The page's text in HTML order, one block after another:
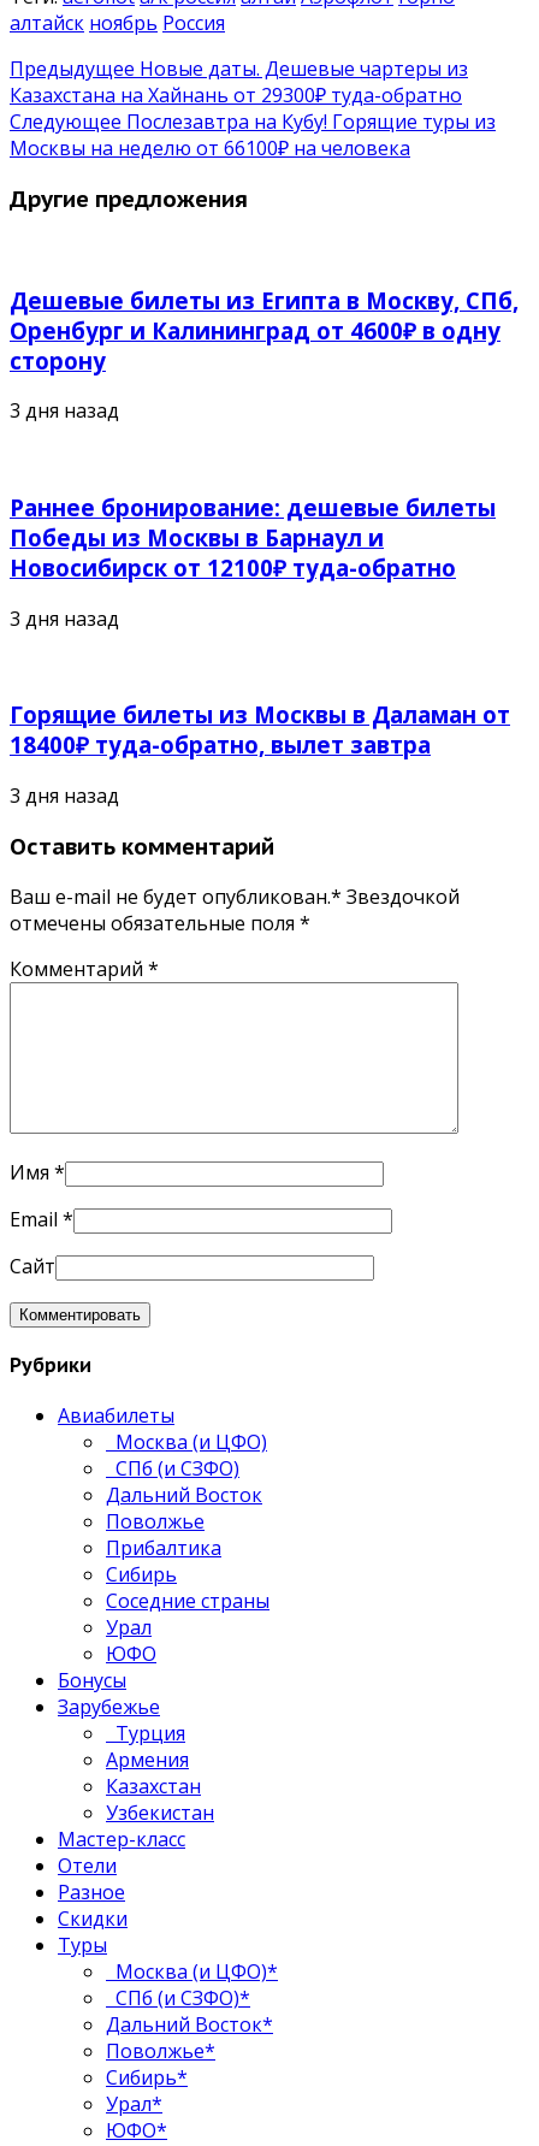
алтайск ноябрь Россия
Предыдущее Новые даты. Дешевые чартеры из
Казахстана на Хайнань от 29300₽ туда-обратно
Следующее Послезавтра на Кубу! Горящие туры из
Москвы на неделю от 66100₽ на человека
Другие предложения
Дешевые билеты из Египта в Москву, СПб,
Оренбург и Калининград от 4600₽ в одну
сторону
3 дня назад
Раннее бронирование: дешевые билеты
Победы из Москвы в Барнаул и
Новосибирск от 12100₽ туда-обратно
3 дня назад
Горящие билеты из Москвы в Даламан от
18400₽ туда-обратно, вылет завтра
3 дня назад
Оставить комментарий
Ваш e-mail не будет опубликован.* Звездочкой
отмечены обязательные поля *
Комментарий *
Имя *
Email *
Сайт
Рубрики
Авиабилеты
Москва (и ЦФО)
СПб (и СЗФО)
Дальний Восток
Поволжье
Прибалтика
Сибирь
Соседние страны
Урал
ЮФО
Бонусы
Зарубежье
Турция
Армения
Казахстан
Узбекистан
Мастер-класс
Отели
Разное
Скидки
Туры
Москва (и ЦФО)*
СПб (и СЗФО)*
Дальний Восток*
Поволжье*
Сибирь*
Урал*
ЮФО*